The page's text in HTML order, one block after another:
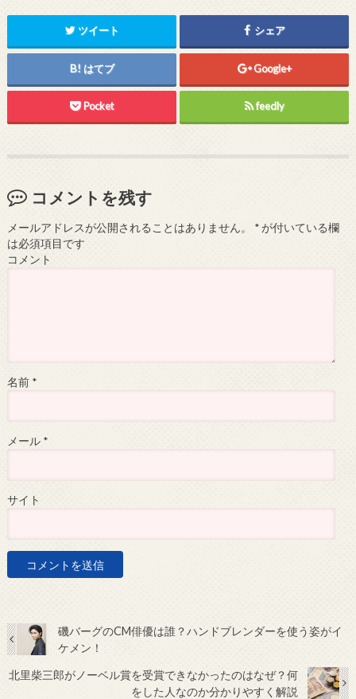
ツイート シェア
はてブ Google+
Pocket feedly
コメントを残す
メールアドレスが公開されることはありません。 *が付いている欄
は必須項目です
コメント
名前 *
メール *
サイト
磯バーグのCM俳優は誰？ハンドブレンダーを使う姿がイ
ケメン！
北里柴三郎がノーベル賞を受賞できなかったのはなぜ？何
をした人なのか分かりやすく解説